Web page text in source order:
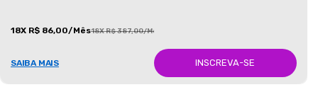
18X R$ 86,00/Mês18X R$ 387,00/Mês
SAIBA MAIS INSCREVA-SE